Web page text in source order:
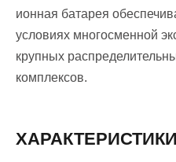
ионная батарея
условиях многосменной
крупных
комплексов.
ХАРАКТЕРИСТИКИ